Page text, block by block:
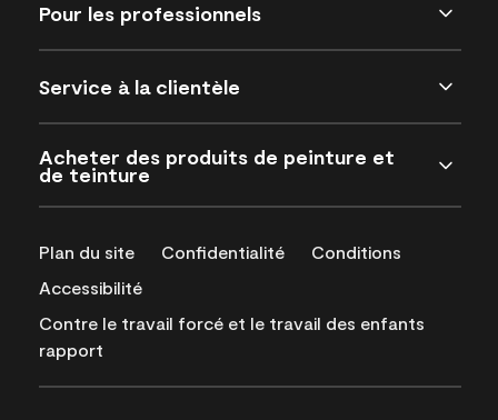
Pour les professionnels
Service à la clientèle
Acheter des produits de peinture et
de teinture
Plan du site Confidentialité
Conditions
Accessibilité
Contre le travail forcé et le travail des enfants
rapport